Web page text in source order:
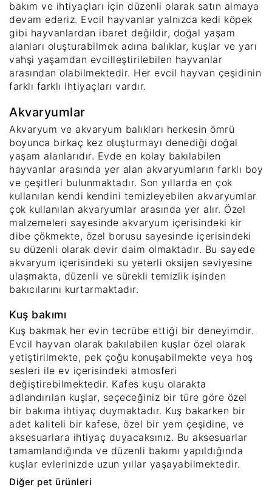
bakım ve ihtiyaçları için düzenli olarak satın almaya
devam ederiz. Evcil hayvanlar yalnızca kedi köpek
gibi hayvanlardan ibaret değildir, doğal yaşam
alanları oluşturabilmek adına balıklar, kuşlar ve yarı
vahşi yaşamdan evcilleştirilebilen hayvanlar
arasından olabilmektedir. Her evcil hayvan çeşidinin
farklı farklı ihtiyaçları vardır.
Akvaryumlar
Akvaryum ve akvaryum balıkları herkesin ömrü
boyunca birkaç kez oluşturmayı denediği doğal
yaşam alanlarıdır. Evde en kolay bakılabilen
hayvanlar arasında yer alan akvaryumların farklı boy
ve çeşitleri bulunmaktadır. Son yıllarda en çok
kullanılan kendi kendini temizleyebilen akvaryumlar
çok kullanılan akvaryumlar arasında yer alır. Özel
malzemeleri sayesinde akvaryum içerisindeki kir
dibe çökmekte, özel borusu sayesinde içerisindeki
su düzenli olarak devir daim olmaktadır. Bu sayede
akvaryum içerisindeki su yeterli oksijen seviyesine
ulaşmakta, düzenli ve sürekli temizlik işinden
bakıcılarını kurtarmaktadır.
Kuş bakımı
Kuş bakmak her evin tecrübe ettiği bir deneyimdir.
Evcil hayvan olarak bakılabilen kuşlar özel olarak
yetiştirilmekte, pek çoğu konuşabilmekte veya hoş
sesleri ile ev içerisindeki atmosferi
değiştirebilmektedir. Kafes kuşu olarakta
adlandırılan kuşlar, seçeceğiniz bir türe göre özel
bir bakıma ihtiyaç duymaktadır. Kuş bakarken bir
adet kaliteli bir kafese, özel bir yem çeşidine, ve
aksesuarlara ihtiyaç duyacaksınız. Bu aksesuarlar
tamamlandığında ve düzenli bakımı yapıldığında
kuşlar evlerinizde uzun yıllar yaşayabilmektedir.
Diğer pet ürünleri